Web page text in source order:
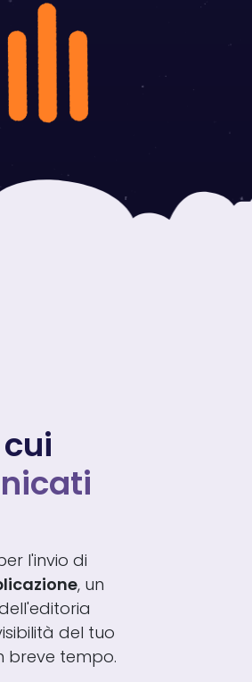
l'invio di
, un
del tuo
breve tempo.